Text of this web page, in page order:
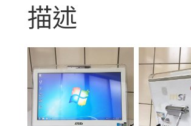
one
一
體
成
桌
描述